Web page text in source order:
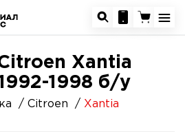
Xantia
1998 б/у
Citroen Xantia